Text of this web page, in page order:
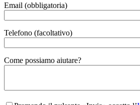
Email (obbligatoria)
Telefono (facoltativo)
Gender
Come possiamo aiutare?